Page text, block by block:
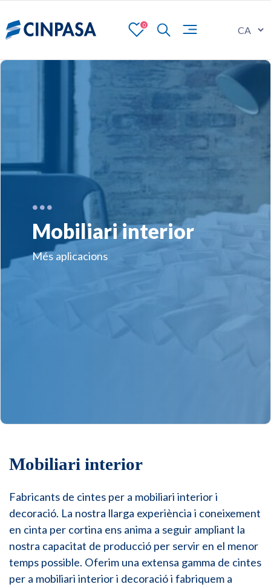
0
Mobiliari interior
Més aplicacions
Mobiliari interior
Fabricants de cintes per a mobiliari interior i
decoració. La nostra llarga experiència i coneixement
en cinta per cortina ens anima a seguir ampliant la
nostra capacitat de producció per servir en el menor
temps possible. Oferim una extensa gamma de cintes
per a mobiliari interior i decoració i fabriquem a